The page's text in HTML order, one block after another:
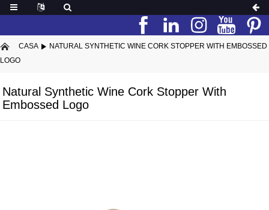
CASA
NATURAL SYNTHETIC WINE CORK STOPPER WITH EMBOSSED
LOGO
Natural Synthetic Wine Cork Stopper With
Embossed Logo